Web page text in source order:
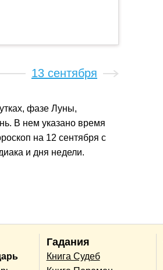
13 сентября
фазе Луны,
В нем указано время
на 12 сентября с
и дня недели.
Гадания
Книга Судеб